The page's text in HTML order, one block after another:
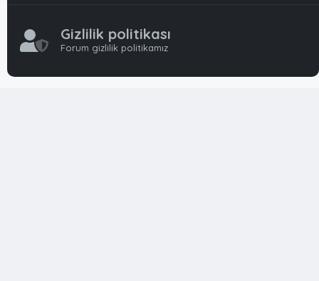
Gizlilik politikası
Forum gizlilik politikamız